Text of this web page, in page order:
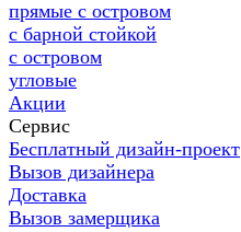
прямые с островом
с барной стойкой
с островом
угловые
Акции
Сервис
Бесплатный дизайн-проект
Вызов дизайнера
Доставка
Вызов замерщика